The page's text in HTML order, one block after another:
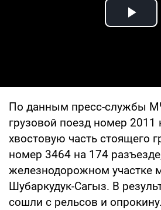
По данным пресс-службы
грузовой поезд номер 2011
хвостовую часть стоящего
номер 3464 на 174
железнодорожном участке
Шубаркудук-Сагыз. В
сошли с рельсов и